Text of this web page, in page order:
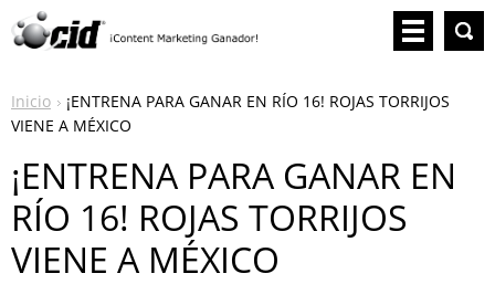
Inicio
¡ENTRENA PARA GANAR EN RÍO 16! ROJAS TORRIJOS
VIENE A MÉXICO
¡ENTRENA PARA GANAR EN
RÍO 16! ROJAS TORRIJOS
VIENE A MÉXICO